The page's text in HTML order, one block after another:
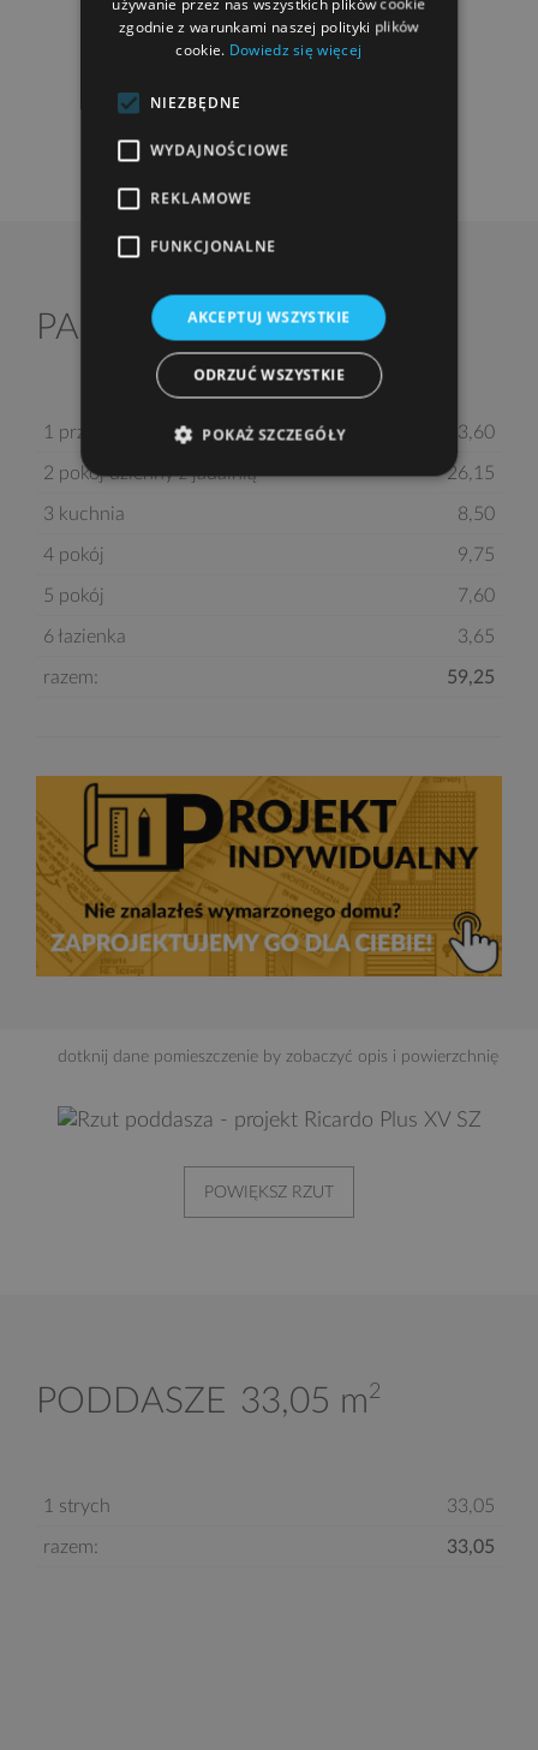
PARTER 59,25 m2
1 przedsionek 3,60
2 pokój dzienny z jadalnią 26,15
3 kuchnia 8,50
4 pokój 9,75
5 pokój 7,60
6 łazienka 3,65
razem: 59,25
dotknij dane pomieszczenie by zobaczyć opis i powierzchnię
POWIĘKSZ RZUT
PODDASZE 33,05 m2
1 strych 33,05
razem: 33,05
zgodnie z warunkami naszej polityki plików
cookie. Dowiedz się więcej
NIEZBĘDNE
WYDAJNOŚCIOWE
REKLAMOWE
FUNKCJONALNE
AKCEPTUJ WSZYSTKIE
ODRZUĆ WSZYSTKIE
POKAŻ SZCZEGÓŁY